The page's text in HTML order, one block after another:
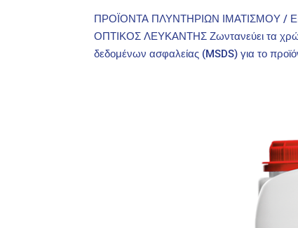
ΠΡΟΪΟΝΤΑ ΠΛΥΝΤΗΡΙΩΝ ΙΜΑΤΙΣΜΟΥ /
ΟΠΤΙΚΟΣ ΛΕΥΚΑΝΤΗΣ Ζωντανεύει τα
δεδομένων ασφαλείας (MSDS) για το